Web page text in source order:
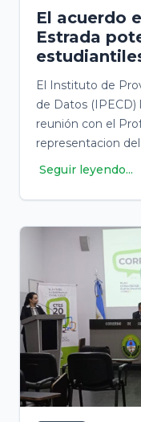
El acuerdo
Estrada
El Instituto de
de Datos
reunión con el
representacion
Docente "José
proyectos d
Seguir leyendo...